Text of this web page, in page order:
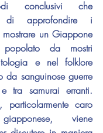
conclusivi che
di approfondire i
un Giappone
da mostri
e nel folklore
da sanguinose guerre
tra samurai erranti.
particolarmente caro
viene